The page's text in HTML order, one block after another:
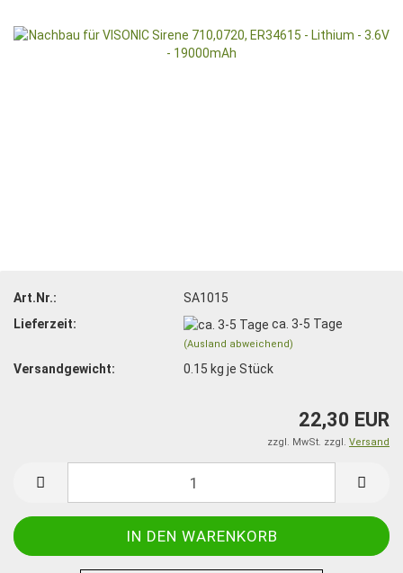
Art.Nr.:
SA1015
Lieferzeit:
ca. 3-5 Tage
(Ausland abweichend)
Versandgewicht: 0.15 kg je Stück
22,30 EUR
zzgl. MwSt. zzgl. Versand